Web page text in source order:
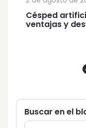
Césped
ventajas y
Buscar en el